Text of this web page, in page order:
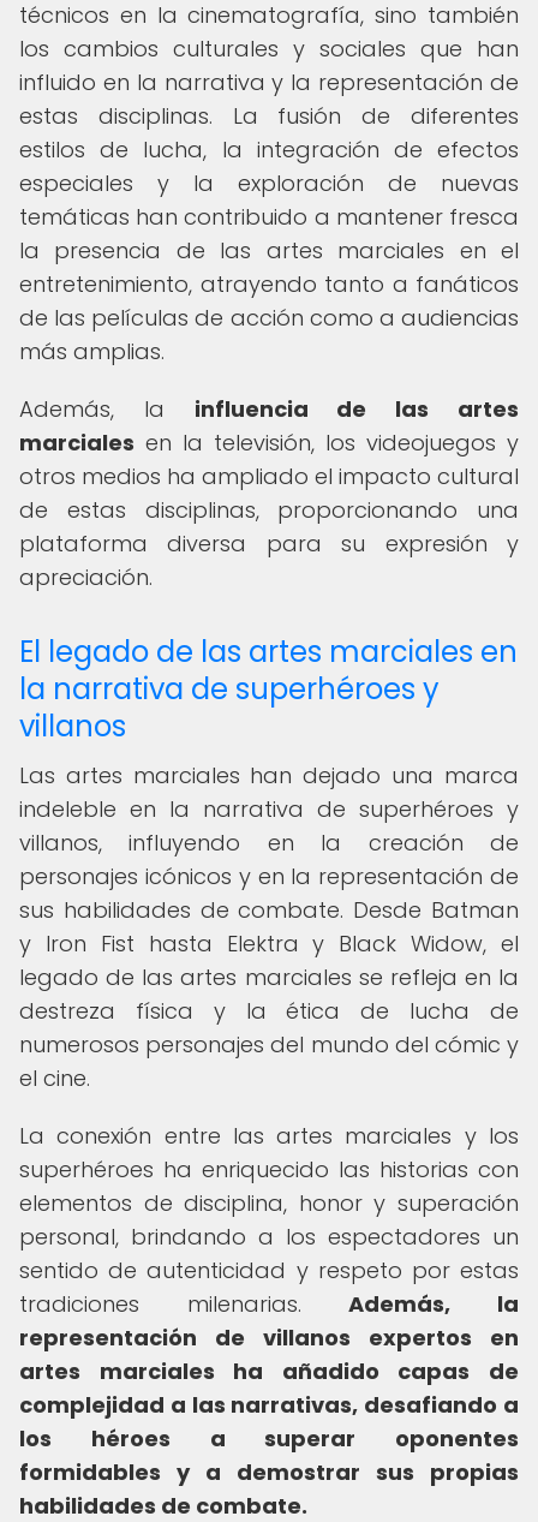
técnicos en la cinematografía, sino también
los cambios culturales y sociales que han
influido en la narrativa y la representación de
estas disciplinas. La fusión de diferentes
estilos de lucha, la integración de efectos
especiales y la exploración de nuevas
temáticas han contribuido a mantener fresca
la presencia de las artes marciales en el
entretenimiento, atrayendo tanto a fanáticos
de las películas de acción como a audiencias
más amplias.
Además, la influencia de las artes
marciales en la televisión, los videojuegos y
otros medios ha ampliado el impacto cultural
de estas disciplinas, proporcionando una
plataforma diversa para su expresión y
apreciación.
El legado de las artes marciales en
la narrativa de superhéroes y
villanos
Las artes marciales han dejado una marca
indeleble en la narrativa de superhéroes y
villanos, influyendo en la creación de
personajes icónicos y en la representación de
sus habilidades de combate. Desde Batman
y Iron Fist hasta Elektra y Black Widow, el
legado de las artes marciales se refleja en la
destreza física y la ética de lucha de
numerosos personajes del mundo del cómic y
el cine.
La conexión entre las artes marciales y los
superhéroes ha enriquecido las historias con
elementos de disciplina, honor y superación
personal, brindando a los espectadores un
sentido de autenticidad y respeto por estas
tradiciones milenarias.Además, la
representación de villanos expertos en
artes marciales ha añadido capas de
complejidad a las narrativas, desafiando a
los héroes a superar oponentes
formidables y a demostrar sus propias
habilidades de combate.